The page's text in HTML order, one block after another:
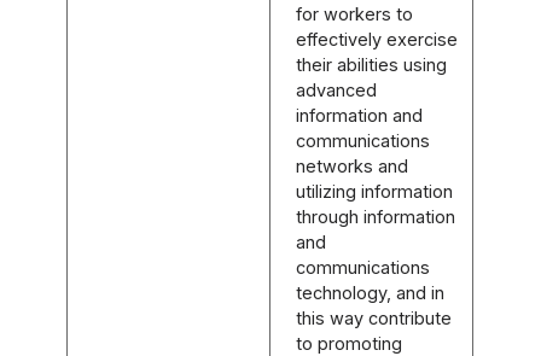
for workers to
effectively exercise
their abilities using
advanced
information and
communications
networks and
utilizing information
through information
and
communications
technology, and in
this way contribute
to promoting